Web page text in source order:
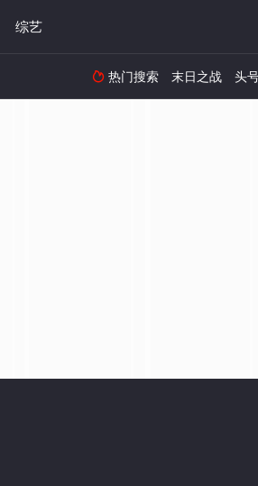
综艺
 热门搜索 末日之战 头